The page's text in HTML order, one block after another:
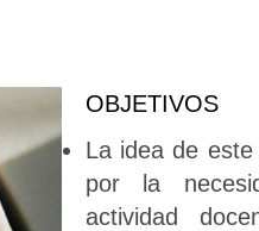
OBJETIVOS
La idea de
por la
actividad